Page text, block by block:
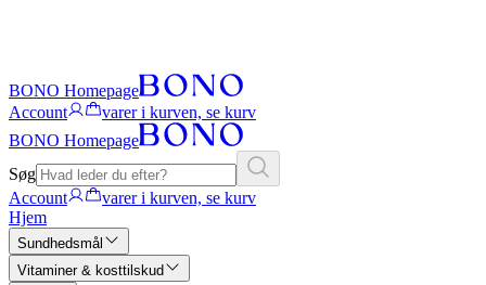
BONO Homepage
Account
varer i kurven, se kurv
BONO Homepage
Søg
Account
varer i kurven, se kurv
Hjem
Sundhedsmål
Vitaminer & kosttilskud